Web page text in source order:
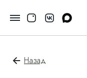
Назад